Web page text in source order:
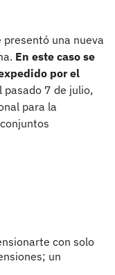
una nueva
En este caso se
por el
pasado 7 de julio,
para la
con solo
un